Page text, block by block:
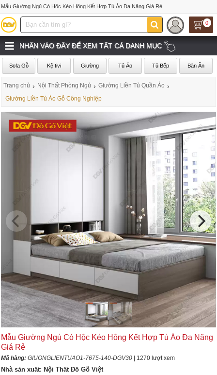
Mẫu Giường Ngủ Có Hộc Kéo Hông Kết Hợp Tủ Áo Đa Năng Giá Rẻ
0
NHẤN VÀO ĐÂY ĐỂ XEM TẤT CẢ DANH MỤC
Sofa Gỗ Kệ tivi Giường Tủ Áo Tủ Bếp Bàn Ăn
Trang chủ › Nội Thất Phòng Ngủ › Giường Liền Tủ Quần Áo ›
Giường Liền Tủ Áo Gỗ Công Nghiệp
Mẫu Giường Ngủ Có Hộc Kéo Hông Kết Hợp Tủ Áo Đa Năng
Giá Rẻ
Mã hàng:GIUONGLIENTUAO1-7675-140-DGV30 | 1270 lượt xem
Nhà sản xuất: Nội Thất Đồ Gỗ Việt